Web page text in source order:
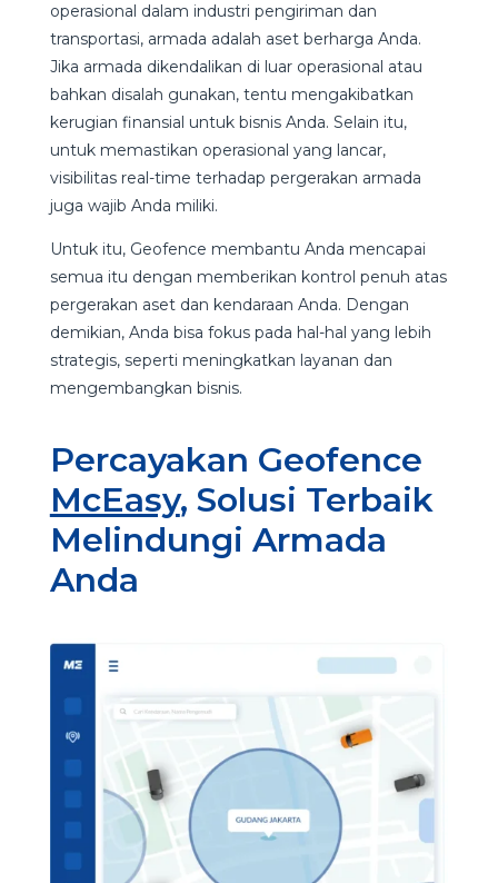
operasional dalam industri pengiriman dan
transportasi, armada adalah aset berharga Anda.
Jika armada dikendalikan di luar operasional atau
bahkan disalah gunakan, tentu mengakibatkan
kerugian finansial untuk bisnis Anda. Selain itu,
untuk memastikan operasional yang lancar,
visibilitas real-time terhadap pergerakan armada
juga wajib Anda miliki.
Untuk itu, Geofence membantu Anda mencapai
semua itu dengan memberikan kontrol penuh atas
pergerakan aset dan kendaraan Anda. Dengan
demikian, Anda bisa fokus pada hal-hal yang lebih
strategis, seperti meningkatkan layanan dan
mengembangkan bisnis.
Percayakan Geofence
McEasy, Solusi Terbaik
Melindungi Armada
Anda